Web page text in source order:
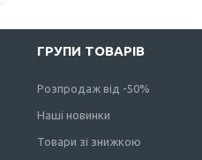
ГРУПИ ТОВАРІВ
Розпродаж від -50%
Наші новинки
Товари зі знижкою